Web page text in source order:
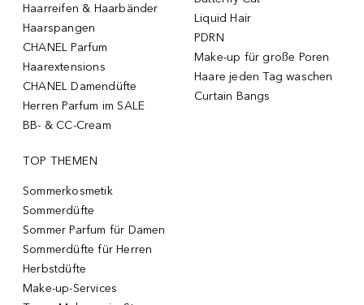
Haarreifen & Haarbänder
Haarspangen
CHANEL Parfum
Haarextensions
CHANEL Damendüfte
Herren Parfum im SALE
BB- & CC-Cream
Liquid Hair
PDRN
Make-up für große Poren
Haare jeden Tag waschen
Curtain Bangs
TOP THEMEN
Sommerkosmetik
Sommerdüfte
Sommer Parfum für Damen
Sommerdüfte für Herren
Herbstdüfte
Make-up-Services